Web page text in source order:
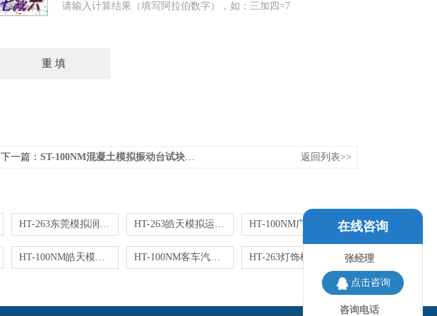
请输入计算结果（填写阿拉伯数字），如：三加四=7
下一篇： ST-100NM混凝土模拟振动台试块振动平台震动台 返回列表>>
HT-263东莞模拟润滑油运输振动台 HT-263皓天模拟运输振动台汽车颠簸测试
HT-100NM皓天模拟运输颠簸震动试验台 HT-100NM客车汽车座椅模拟运输振动试验机
在线咨询
张经理
点击咨询
咨询电话